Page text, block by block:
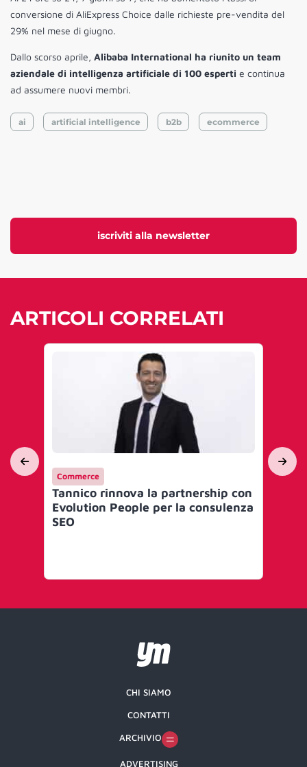
iscriviti alla newsletter
conversione di AliExpress Choice dalle richieste pre-vendita del
29% nel mese di giugno.
Dallo scorso aprile, Alibaba International ha riunito un team
aziendale di intelligenza artificiale di 100 esperti e continua
ad assumere nuovi membri.
ai artificial intelligence b2b ecommerce
ARTICOLI CORRELATI
Commerce
Tannico rinnova la partnership con
Evolution People per la consulenza
SEO
CHI SIAMO
CONTATTI
ARCHIVIO
ADVERTISING